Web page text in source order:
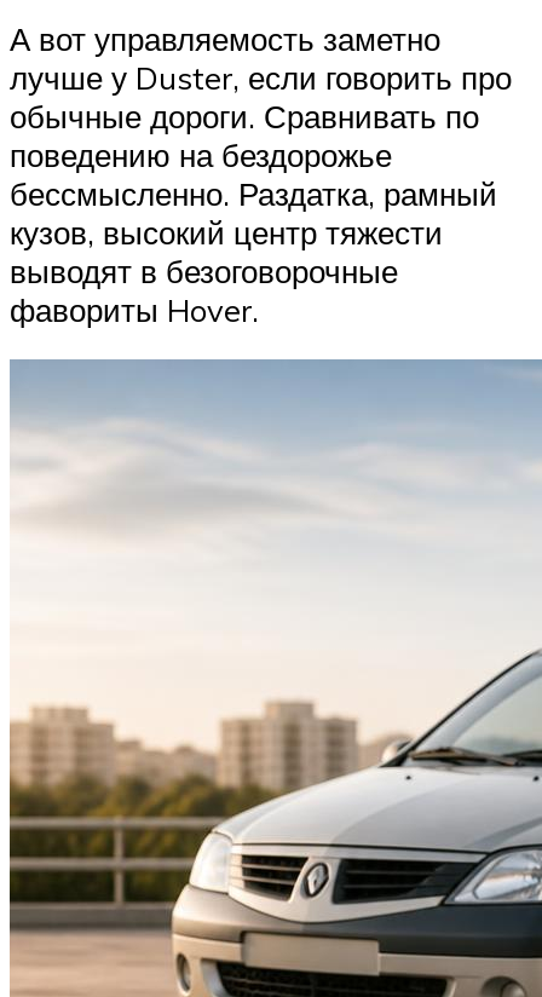
А вот управляемость заметно
лучше у Duster, если говорить про
обычные дороги. Сравнивать по
поведению на бездорожье
бессмысленно. Раздатка, рамный
кузов, высокий центр тяжести
выводят в безоговорочные
фавориты Hover.